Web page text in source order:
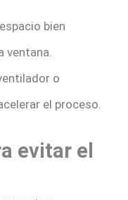
bien
ventana.
o
el proceso.
evitar el